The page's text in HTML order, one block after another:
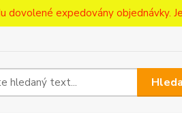
dovolené expedovány objednávky.